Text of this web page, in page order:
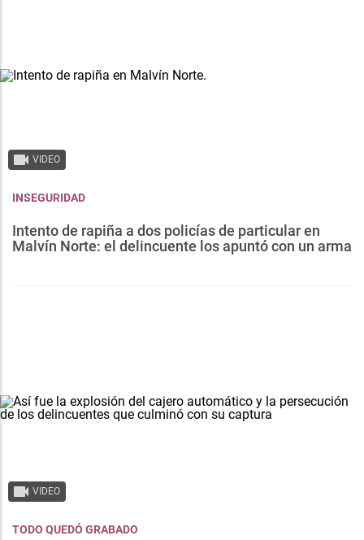
VIDEO
INSEGURIDAD
Intento de rapiña a dos policías de particular en
Malvín Norte: el delincuente los apuntó con un arma
VIDEO
TODO QUEDÓ GRABADO